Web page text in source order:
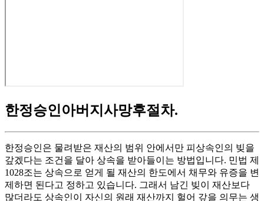
한정승인아버지사망후절차.
한정승인은 물려받은 재산의 범위 안에서만 피상속인의 빚을
갚겠다는 조건을 달아 상속을 받아들이는 방법입니다. 민법 제
1028조는 상속으로 얻게 될 재산의 한도에서 채무와 유증을 변
제하면 된다고 정하고 있습니다. 그래서 남긴 빚이 재산보다
많더라도 상속인이 자신의 원래 재산까지 헐어 갚을 의무는 생